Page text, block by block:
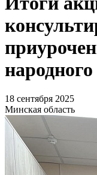
18 сентября 2025
Минская область